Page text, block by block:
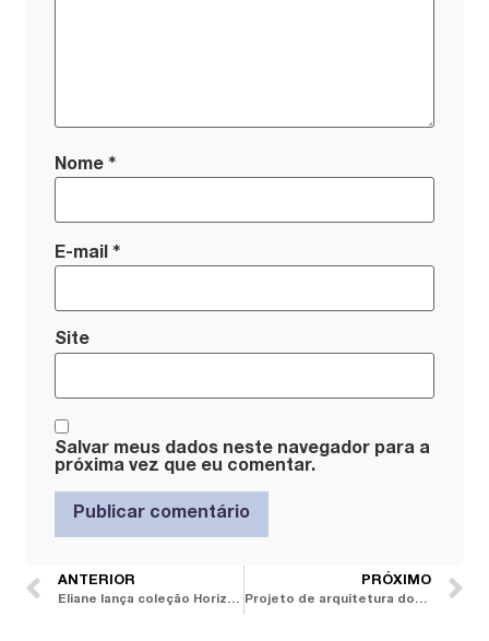
Nome*
E-mail*
Site
Salvar meus dados neste navegador para a
próxima vez que eu comentar.
ANTERIOR
Eliane lança coleção Horizontes e tecnologia 3D Sense, que torna os revestimentos mais naturais e realistas
PRÓXIMO
Projeto de arquitetura do Roca São Paulo Gallery conquista o iF Design Award 2025